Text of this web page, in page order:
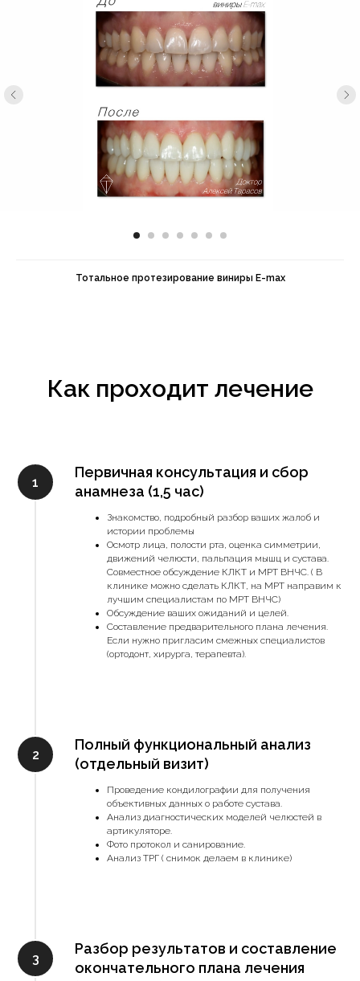
Тотальное протезирование виниры E-max
Как проходит лечение
Первичная консультация и сбор
анамнеза (1,5 час)
Знакомство, подробный разбор ваших жалоб и
истории проблемы
Осмотр лица, полости рта, оценка симметрии,
движений челюсти, пальпация мышц и сустава.
Совместное обсуждение КЛКТ и МРТ ВНЧС. ( В
клинике можно сделать КЛКТ, на МРТ направим к
лучшим специалистам по МРТ ВНЧС)
Обсуждение ваших ожиданий и целей.
Составление предварительного плана лечения.
Если нужно пригласим смежных специалистов
(ортодонт, хирурга, терапевта).
Полный функциональный анализ
(отдельный визит)
Проведение кондилографии для получения
объективных данных о работе сустава.
Анализ диагностических моделей челюстей в
артикуляторе.
Фото протокол и санирование.
Анализ ТРГ ( снимок делаем в клинике)
Разбор результатов и составление
окончательного плана лечения